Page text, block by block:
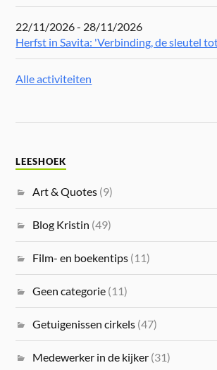
22/11/2026 - 28/11/2026
Herfst in Savita: 'Verbinding, de sleutel
Alle activiteiten
LEESHOEK
Art & Quotes (9)
Blog Kristin (49)
Film- en boekentips (11)
Geen categorie (11)
Getuigenissen cirkels (47)
Medewerker in de kijker (31)